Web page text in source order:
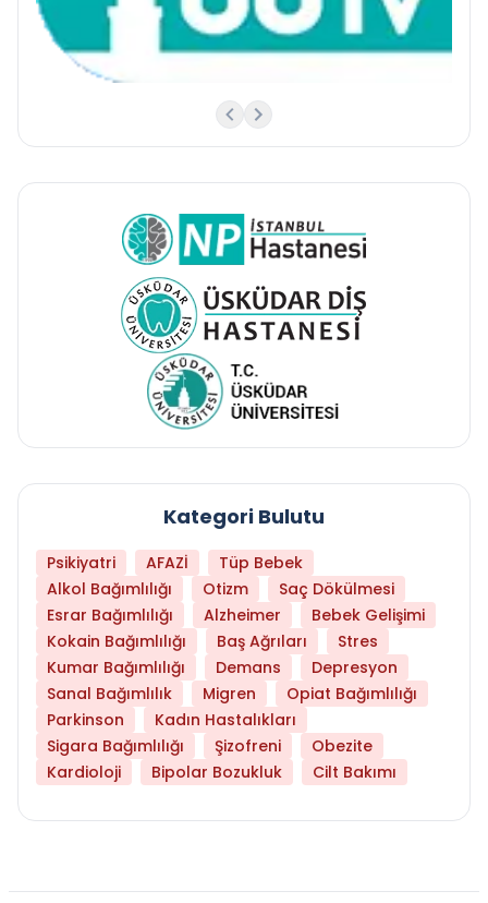
Kategori Bulutu
Psikiyatri AFAZİ
Tüp Bebek
Alkol Bağımlılığı
Otizm
Saç Dökülmesi
Esrar Bağımlılığı
Alzheimer
Bebek Gelişimi
Kokain Bağımlılığı
Baş Ağrıları
Stres
Kumar Bağımlılığı
Demans
Depresyon
Sanal Bağımlılık
Migren
Opiat Bağımlılığı
Parkinson
Kadın Hastalıkları
Sigara Bağımlılığı
Şizofreni
Obezite
Kardioloji
Bipolar Bozukluk Cilt Bakımı